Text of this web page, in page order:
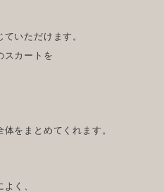
いただけます。
スカートを
をまとめてくれます。
く、